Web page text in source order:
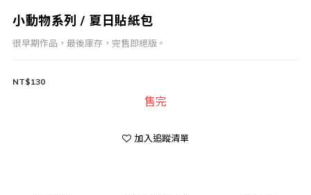
小動物系列 / 夏日貼紙包
很早期作品，最後庫存，完售即絕版。
NT$130
售完
加入追蹤清單